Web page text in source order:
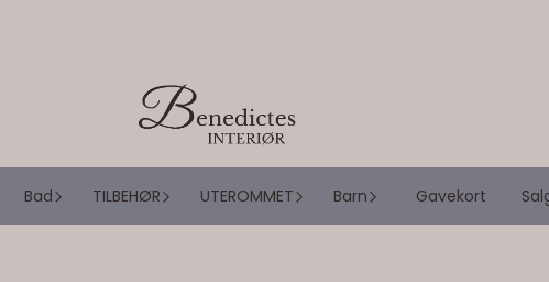
Bad TILBEHØR UTEROMMET Barn Gavekort